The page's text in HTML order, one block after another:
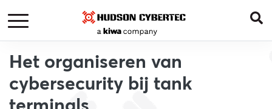
Het organiseren van
cybersecurity bij tank